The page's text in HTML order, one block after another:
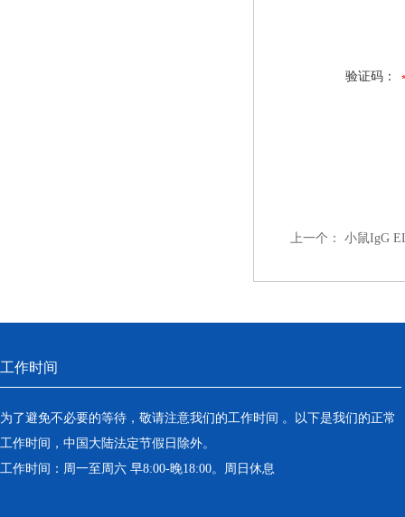
验证码：
上一个： 小鼠IgG
工作时间
为了避免不必要的等待，敬请注意我们的工作时间 。以下是我们的正常
工作时间，中国大陆法定节假日除外。
工作时间：周一至周六 早8:00-晚18:00。周日休息